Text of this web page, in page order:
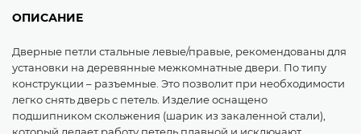
ОПИСАНИЕ
Дверные петли стальные левые/правые, рекомендованы для
установки на деревянные межкомнатные двери. По типу
конструкции – разъемные. Это позволит при необходимости
легко снять дверь с петель. Изделие оснащено
подшипником скольжения (шарик из закаленной стали),